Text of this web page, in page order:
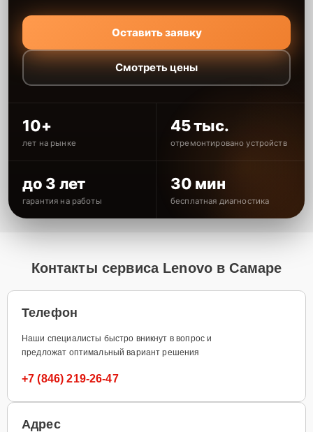
Оставить заявку
Смотреть цены
10+
лет на рынке
45 тыс.
отремонтировано устройств
до 3 лет
гарантия на работы
30 мин
бесплатная диагностика
Контакты сервиса Lenovo в Самаре
Телефон
Наши специалисты быстро вникнут в вопрос и
предложат оптимальный вариант решения
+7 (846) 219-26-47
Адрес